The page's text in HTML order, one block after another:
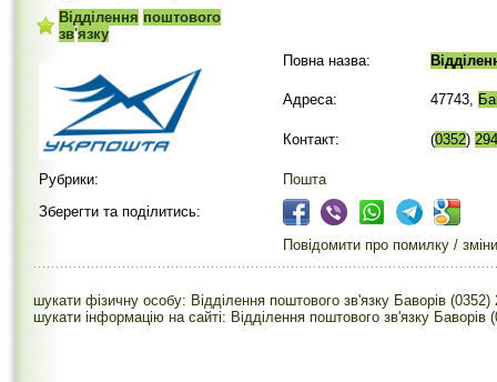
Відділення поштового
зв'язку
Повна назва:
Адреса: 47743,
Контакт: (0352)
Рубрики:
Пошта
Зберегти та поділитись:
Повідомити про помилку / зміни
шукати фізичну особу: Відділення поштового зв'язку Баворів (0352)
шукати інформацію на сайті: Відділення поштового зв'язку Баворів